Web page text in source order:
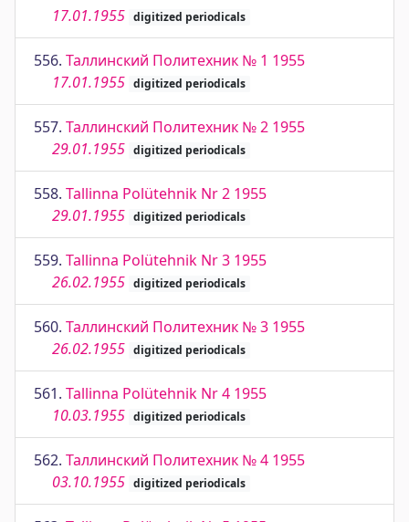
17.01.1955 digitized periodicals
556. Таллинский Политехник № 1 1955
17.01.1955 digitized periodicals
557. Таллинский Политехник № 2 1955
29.01.1955 digitized periodicals
558. Tallinna Polütehnik Nr 2 1955
29.01.1955 digitized periodicals
559. Tallinna Polütehnik Nr 3 1955
26.02.1955 digitized periodicals
560. Таллинский Политехник № 3 1955
26.02.1955 digitized periodicals
561. Tallinna Polütehnik Nr 4 1955
10.03.1955 digitized periodicals
562. Таллинский Политехник № 4 1955
03.10.1955 digitized periodicals